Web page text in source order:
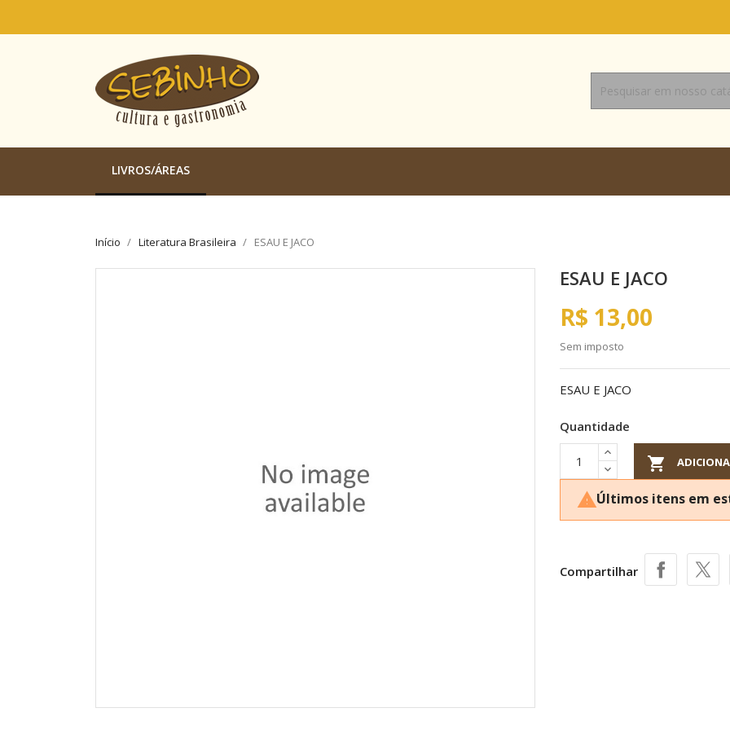
LIVROS/ÁREAS
Início Literatura Brasileira ESAU E JACO
ESAU E JACO
R$ 13,00
Sem imposto
ESAU E JACO
Quantidade

Últimos itens em
Compartilhar